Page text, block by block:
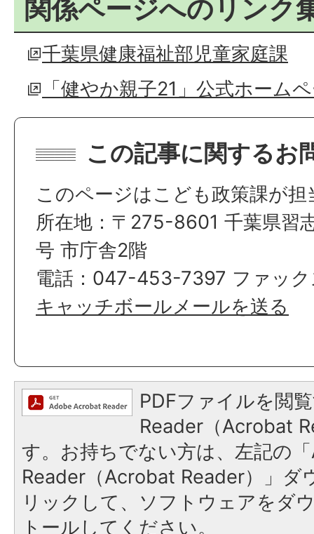
関係ページへのリンク
千葉県健康福祉部児童家庭課
「健やか親子21」公式ホーム
この記事に関するお
このページはこども政策課が
所在地：〒275-8601 千葉県習
号 市庁舎2階
電話：047-453-7397 ファッ
キャッチボールメールを送る
PDFファイルを閲
Reader（Acrobat
す。お持ちでない方は、左記の
Reader（Acrobat Reader）」ダ
リックして、ソフトウェアをダ
トールしてください。